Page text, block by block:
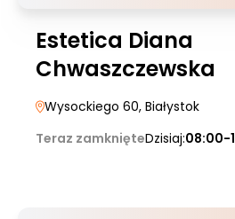
Estetica Diana
Chwaszczewska
Wysockiego 60, Białystok
Teraz zamknięteDzisiaj:08:00-